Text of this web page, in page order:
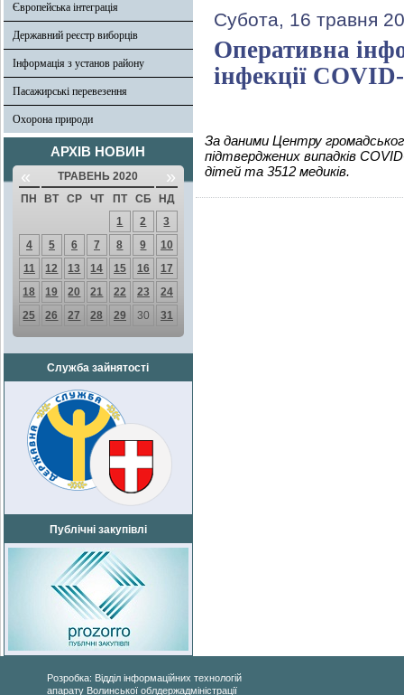
Європейська інтеграція
Державний реєстр виборців
Інформація з установ району
Пасажирські перевезення
Охорона природи
АРХІВ НОВИН
« ТРАВЕНЬ 2020 »
ПН ВТ СР ЧТ ПТ СБ
НД
1
2
3
4
5 6 7 8 9
10
11
12 13 14 15 16
17
18
19 20 21 22 23
24
25
26 27 28 29 30 31
Служба зайнятості
Публічні закупівлі
Субота, 16 травня
Оперативна
інфекції
За даними Центру
підтверджених випадків
дітей та 3512 медиків.
Розробка: Відділ інформаційних технологій
апарату Волинської облдержадміністрації